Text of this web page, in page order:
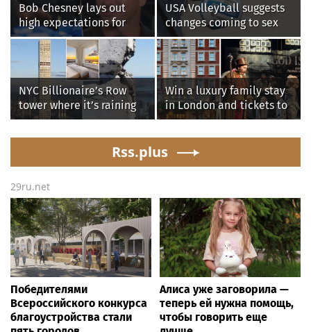
Bob Chesney lays out
high expectations for
UCLA athletics
USA Volleyball suggests
changes coming to sex
testing, while junior
families raise male
athlete concerns
NYC Billionaire’s Row
tower where it’s raining
‘chunks of concrete’
Win a luxury family stay
in London and tickets to
see West End smash-hit
Rss.plus
29ru.net
Победителями
Всероссийского конкурса
благоустройства стали
Алиса уже заговорила —
теперь ей нужна помощь,
чтобы говорить еще